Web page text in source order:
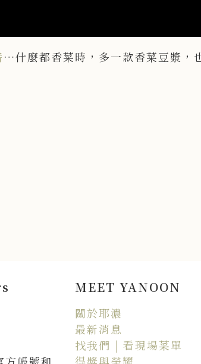
…什麼都香菜時，多一款香菜豆漿，
MEET YANOON
關於耶濃
最新消息
找我們 | 看現場菜單